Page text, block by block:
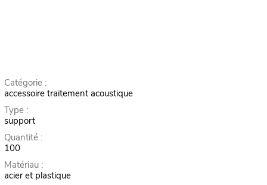
Catégorie :
accessoire traitement acoustique
Type :
support
Quantité :
100
Matériau :
acier et plastique